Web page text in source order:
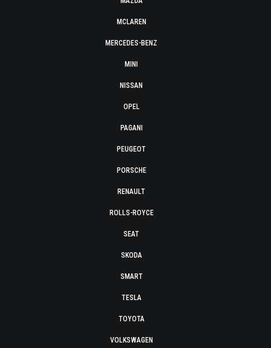
MCLAREN
MERCEDES-BENZ
MINI
NISSAN
OPEL
PAGANI
PEUGEOT
PORSCHE
RENAULT
ROLLS-ROYCE
SEAT
SKODA
SMART
TESLA
TOYOTA
VOLKSWAGEN